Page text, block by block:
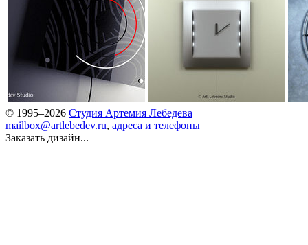
© 1995–2026 Студия Артемия Лебедева
mailbox@artlebedev.ru, адреса и телефоны
Заказать дизайн...